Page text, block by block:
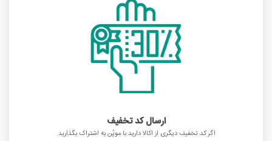
ارسال کد تخفیف
اگر کد تخفیف دیگری از اکالا دارید با موپُن به اشتراک بگذارید.